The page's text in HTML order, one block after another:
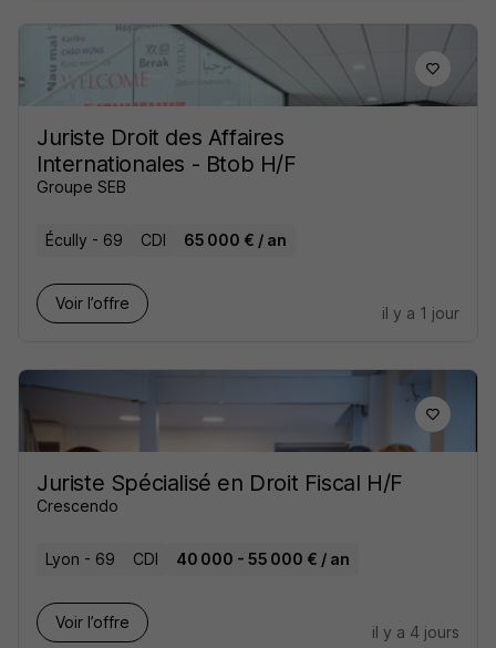
Juriste Droit des Affaires
Internationales - Btob H/F
Groupe SEB
Écully - 69 CDI 65 000 € / an
Voir l’offre
il y a 1 jour
Juriste Spécialisé en Droit Fiscal H/F
Crescendo
Lyon - 69 CDI 40 000 - 55 000 € / an
Voir l’offre
il y a 4 jours